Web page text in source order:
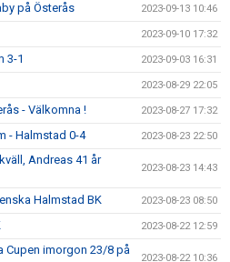
på Österås 2023-09-13 10:46
2023-09-10 17:32
3-1 2023-09-03 16:31
2023-08-29 22:05
- Välkomna ! 2023-08-27 17:32
- Halmstad 0-4 2023-08-23 22:50
Andreas 41 år
2023-08-23 14:43
Halmstad BK 2023-08-23 08:50
2023-08-22 12:59
Cupen imorgon 23/8 på
2023-08-22 10:36